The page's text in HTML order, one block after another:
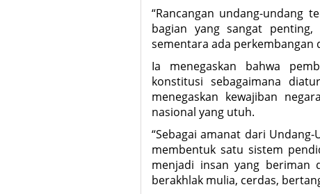
“Rancangan undang-undang
bagian yang sangat
sementara ada perkembangan
Ia menegaskan bahwa
konstitusi sebagaimana
menegaskan kewajiban
nasional yang utuh.
“Sebagai amanat dari
membentuk satu sistem
menjadi insan yang beriman
berakhlak mulia, cerdas,